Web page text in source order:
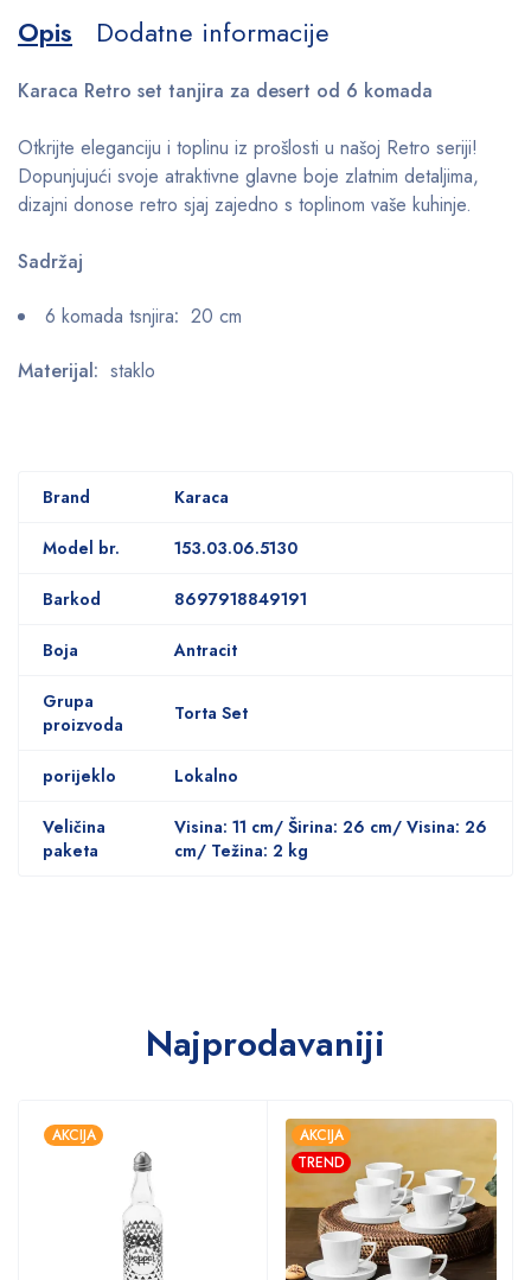
Opis Dodatne informacije
Karaca Retro set tanjira za desert od 6 komada
Otkrijte eleganciju i toplinu iz prošlosti u našoj Retro seriji!
Dopunjujući svoje atraktivne glavne boje zlatnim detaljima,
dizajni donose retro sjaj zajedno s toplinom vaše kuhinje.
Sadržaj
6 komada tsnjira: 20 cm
Materijal: staklo
Brand Karaca
Model br. 153.03.06.5130
Barkod 8697918849191
Boja Antracit
Grupa
proizvoda
Torta Set
porijeklo Lokalno
Veličina
paketa
Visina: 11 cm/ Širina: 26 cm/ Visina: 26
cm/ Težina: 2 kg
Najprodavaniji
AKCIJA
AKCIJA
TREND